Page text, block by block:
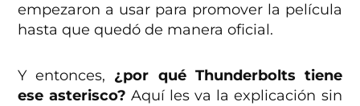
empezaron a usar para promover la película
hasta que quedó de manera oficial.
Y entonces, ¿por qué Thunderbolts tiene
ese asterisco? Aquí les va la explicación sin